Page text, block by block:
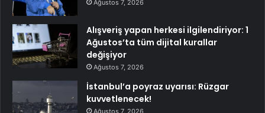
Ağustos 7, 2026
Alışveriş yapan herkesi ilgilendiriyor: 1
Ağustos’ta tüm dijital kurallar
değişiyor
Ağustos 7, 2026
İstanbul’a poyraz uyarısı: Rüzgar
kuvvetlenecek!
Ağustos 7, 2026